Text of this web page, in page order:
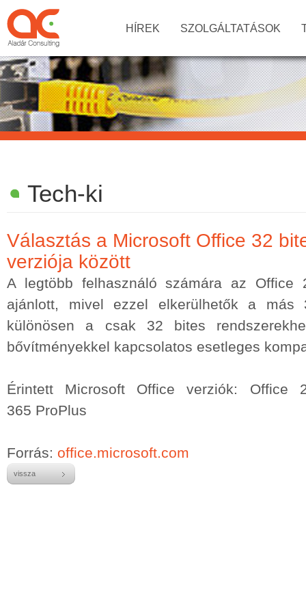
HÍREK SZOLGÁLTATÁSOK
Tech-ki
Választás a Microsoft Office 32
verziója között
A legtöbb felhasználó számára az
ajánlott, mivel ezzel elkerülhetők a más
különösen a csak 32 bites
bővítményekkel kapcsolatos esetleges
Érintett Microsoft Office verziók: Office
365 ProPlus
Forrás: office.microsoft.com
vissza